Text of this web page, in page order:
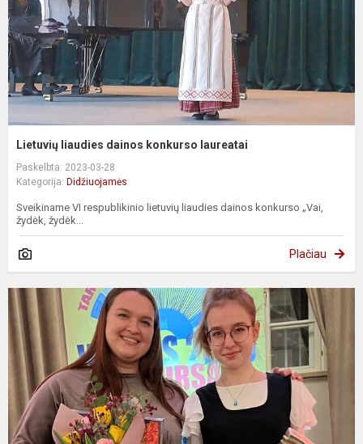
Lietuvių liaudies dainos konkurso laureatai
Paskelbta: 2023-03-28
Kategorija: Didžiuojamės
Sveikiname VI respublikinio lietuvių liaudies dainos konkurso „Vai,
žydėk, žydėk...
Plačiau